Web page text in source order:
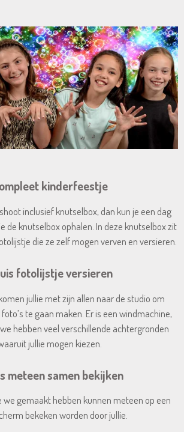
kinderfeestje
inclusief knutselbox, dan kun je een dag
de knutselbox ophalen. In deze knutselbox zit
die ze zelf mogen verven en versieren.
fotolijstje versieren
jullie met zijn allen naar de studio om
te gaan maken. Er is een windmachine,
hebben veel verschillende achtergronden
jullie mogen kiezen.
meteen samen bekijken
we gemaakt hebben kunnen meteen op een
bekeken worden door jullie.